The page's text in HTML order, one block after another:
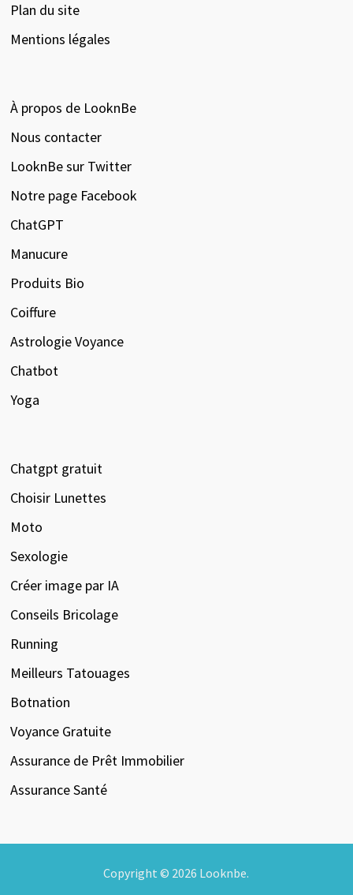
Plan du site
Mentions légales
À propos de LooknBe
Nous contacter
LooknBe sur Twitter
Notre page Facebook
ChatGPT
Manucure
Produits Bio
Coiffure
Astrologie Voyance
Chatbot
Yoga
Chatgpt gratuit
Choisir Lunettes
Moto
Sexologie
Créer image par IA
Conseils Bricolage
Running
Meilleurs Tatouages
Botnation
Voyance Gratuite
Assurance de Prêt Immobilier
Assurance Santé
Copyright © 2026 Looknbe.